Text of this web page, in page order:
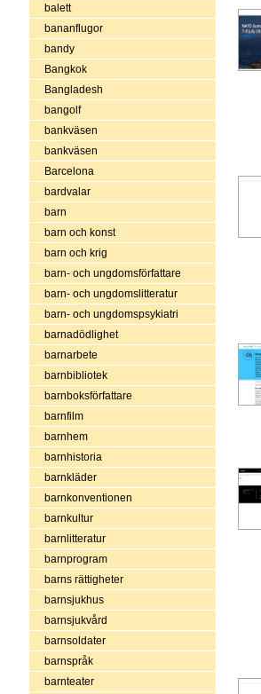
balett
bananflugor
bandy
Bangkok
Bangladesh
bangolf
bankväsen
bankväsen
Barcelona
bardvalar
barn
barn och konst
barn och krig
barn- och ungdomsförfattare
barn- och ungdomslitteratur
barn- och ungdomspsykiatri
barnadödlighet
barnarbete
barnbibliotek
barnboksförfattare
barnfilm
barnhem
barnhistoria
barnkläder
barnkonventionen
barnkultur
barnlitteratur
barnprogram
barns rättigheter
barnsjukhus
barnsjukvård
barnsoldater
barnspråk
barnteater